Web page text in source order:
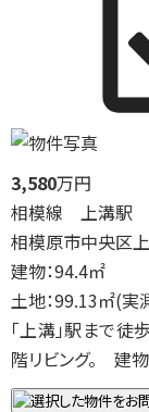
3,580万円
相模線 上溝駅
相模原市中央区
建物：94.4㎡
土地：99.13㎡(実
「上溝」駅まで
階リビング。 建